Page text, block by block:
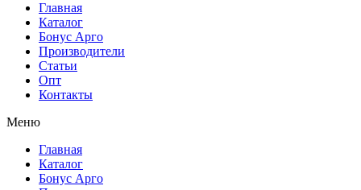
Главная
Каталог
Бонус Арго
Производители
Статьи
Опт
Контакты
Меню
Главная
Каталог
Бонус Арго